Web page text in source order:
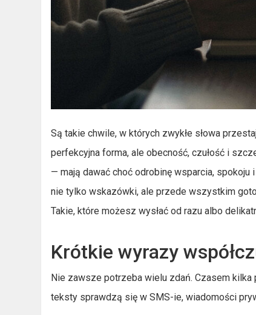
Są takie chwile, w których zwykłe słowa
perfekcyjna forma, ale obecność, czułość i
— mają dawać choć odrobinę wsparcia,
nie tylko wskazówki, ale przede wszystkim
Takie, które możesz wysłać od razu albo
Krótkie wyrazy
Nie zawsze potrzeba wielu zdań. Czasem
teksty sprawdzą się w SMS-ie, wiadomości